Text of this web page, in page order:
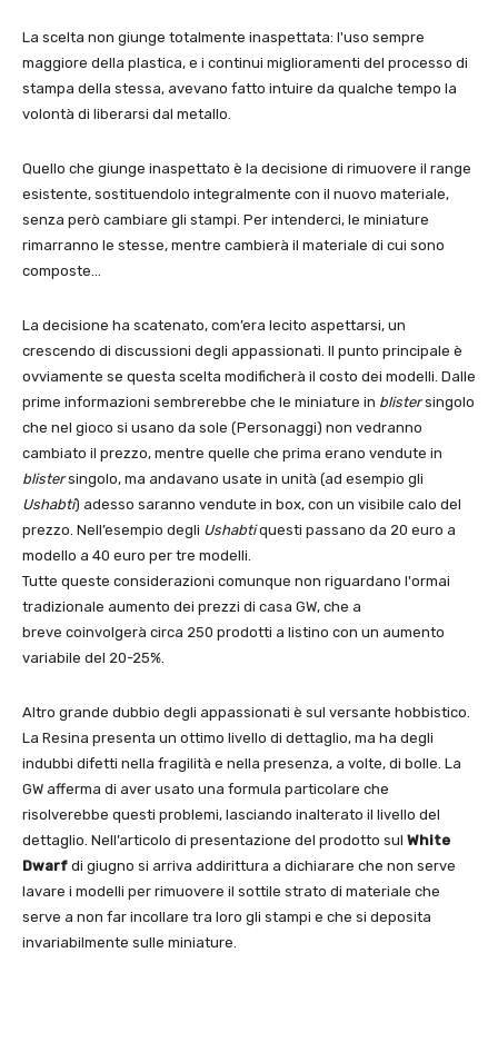
La scelta non giunge totalmente inaspettata: l'uso sempre
maggiore della plastica, e i continui miglioramenti del processo di
stampa della stessa, avevano fatto intuire da qualche tempo la
volontà di liberarsi dal metallo.
Quello che giunge inaspettato è la decisione di rimuovere il range
esistente, sostituendolo integralmente con il nuovo materiale,
senza però cambiare gli stampi. Per intenderci, le miniature
rimarranno le stesse, mentre cambierà il materiale di cui sono
composte…
La decisione ha scatenato, com’era lecito aspettarsi, un
crescendo di discussioni degli appassionati. Il punto principale è
ovviamente se questa scelta modificherà il costo dei modelli. Dalle
prime informazioni sembrerebbe che le miniature in blistersingolo
che nel gioco si usano da sole (Personaggi) non vedranno
cambiato il prezzo, mentre quelle che prima erano vendute in
blistersingolo, ma andavano usate in unità (ad esempio gli
Ushabti) adesso saranno vendute in box, con un visibile calo del
prezzo. Nell’esempio degli Ushabtiquesti passano da 20 euro a
modello a 40 euro per tre modelli.
Tutte queste considerazioni comunque non riguardano l'ormai
tradizionale aumento dei prezzi di casa GW, che a
breve coinvolgerà circa 250 prodotti a listino con un aumento
variabile del 20-25%.
Altro grande dubbio degli appassionati è sul versante hobbistico.
La Resina presenta un ottimo livello di dettaglio, ma ha degli
indubbi difetti nella fragilità e nella presenza, a volte, di bolle. La
GW afferma di aver usato una formula particolare che
risolverebbe questi problemi, lasciando inalterato il livello del
dettaglio. Nell’articolo di presentazione del prodotto sul White
Dwarf di giugno si arriva addirittura a dichiarare che non serve
lavare i modelli per rimuovere il sottile strato di materiale che
serve a non far incollare tra loro gli stampi e che si deposita
invariabilmente sulle miniature.